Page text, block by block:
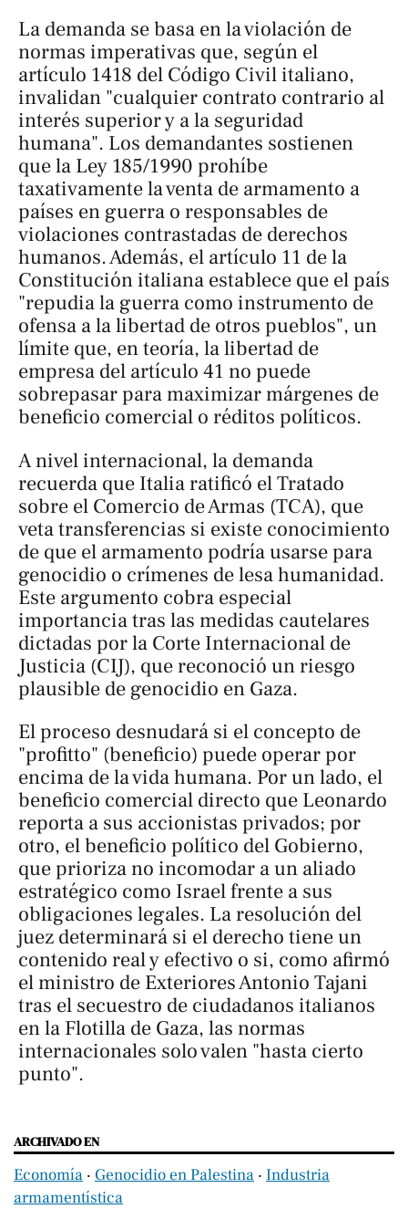
La demanda se basa en la violación de
normas imperativas que, según el
artículo 1418 del Código Civil italiano,
invalidan "cualquier contrato contrario al
interés superior y a la seguridad
humana". Los demandantes sostienen
que la Ley 185/1990 prohíbe
taxativamente la venta de armamento a
países en guerra o responsables de
violaciones contrastadas de derechos
humanos. Además, el artículo 11 de la
Constitución italiana establece que el país
"repudia la guerra como instrumento de
ofensa a la libertad de otros pueblos", un
límite que, en teoría, la libertad de
empresa del artículo 41 no puede
sobrepasar para maximizar márgenes de
beneficio comercial o réditos políticos.
A nivel internacional, la demanda
recuerda que Italia ratificó el Tratado
sobre el Comercio de Armas (TCA), que
veta transferencias si existe conocimiento
de que el armamento podría usarse para
genocidio o crímenes de lesa humanidad.
Este argumento cobra especial
importancia tras las medidas cautelares
dictadas por la Corte Internacional de
Justicia (CIJ), que reconoció un riesgo
plausible de genocidio en Gaza.
El proceso desnudará si el concepto de
"profitto" (beneficio) puede operar por
encima de la vida humana. Por un lado, el
beneficio comercial directo que Leonardo
reporta a sus accionistas privados; por
otro, el beneficio político del Gobierno,
que prioriza no incomodar a un aliado
estratégico como Israel frente a sus
obligaciones legales. La resolución del
juez determinará si el derecho tiene un
contenido real y efectivo o si, como afirmó
el ministro de Exteriores Antonio Tajani
tras el secuestro de ciudadanos italianos
en la Flotilla de Gaza, las normas
internacionales solo valen "hasta cierto
punto".
ARCHIVADO EN
Economía ‧ Genocidio en Palestina ‧ Industria
armamentística